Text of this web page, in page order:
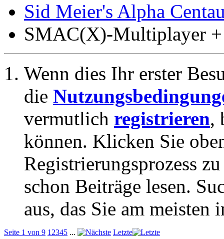
Sid Meier's Alpha
SMAC(X)-Multiplayer
Wenn dies Ihr erster
die
vermutlich registrieren,
können. Klicken Sie
Registrierungsprozess
schon Beiträge lesen.
aus, das Sie am meisten
Seite 1 von 9 1 2345 ... Letzte